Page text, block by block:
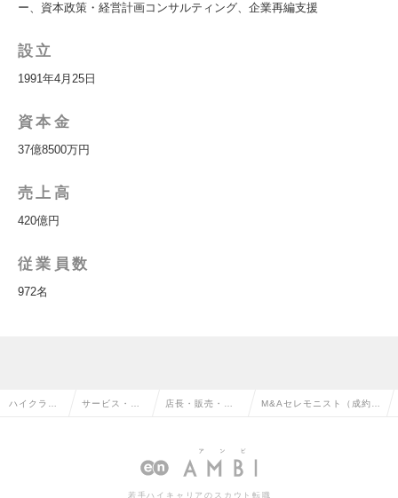
ー、資本政策・経営計画コンサルティング、企業再編支援
設立
1991年4月25日
資本金
37億8500万円
売上高
420億円
従業員数
972名
ハイクラス サービス・流 店長・販売・店 M&Aセレモニスト（成約式
若手ハイキャリアのスカウト転職